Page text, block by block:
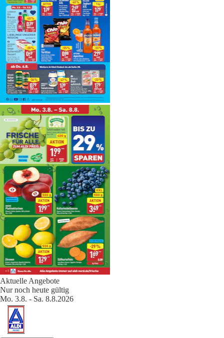
Aktuelle Angebote
Nur noch heute gültig
Mo. 3.8. - Sa. 8.8.2026